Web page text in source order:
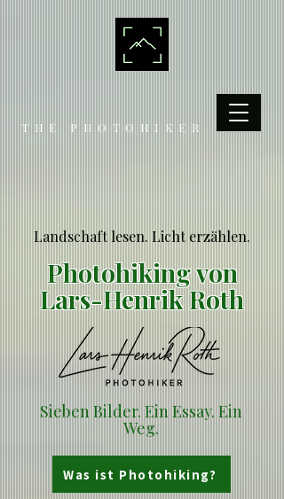
THE PHOTOHIKER
Landschaft lesen. Licht erzählen.
Photohiking von
Lars-Henrik Roth
Sieben Bilder. Ein Essay. Ein
Weg.
Was ist Photohiking?